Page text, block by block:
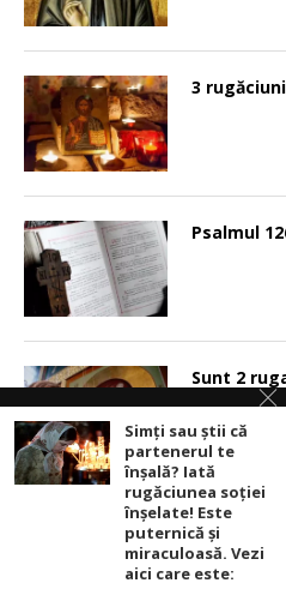
3
Psalmul
Sunt 2
pentru
Simți sau știi că
partenerul te
înșală? Iată
rugăciunea soției
înșelate! Este
puternică și
miraculoasă. Vezi
aici care este: